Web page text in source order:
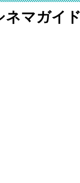
ネマガイ